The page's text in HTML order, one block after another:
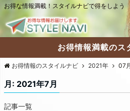
お得な情報満載！スタイルナビで得をしよう
お得情報満載のス
お得情報のスタイルナビ 2021年 07
月: 2021年7月
記事一覧